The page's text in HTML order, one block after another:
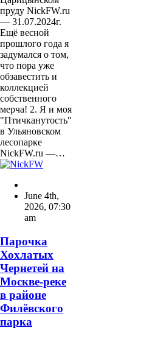
пруду NickFW.ru
— 31.07.2024г.
Ещё весной
прошлого года я
задумался о том,
что пора уже
обзавестить и
коллекцией
собственного
мерча! 2. Я и моя
"Птичканутость"
в Ульяновском
лесопарке
NickFW.ru —…
June 4th,
2026, 07:30
am
Парочка
Хохлатых
Чернетей на
Москве-реке
в районе
Филёвского
парка